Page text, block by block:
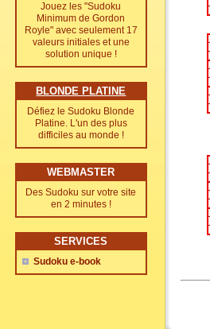
Jouez les "Sudoku
Minimum de Gordon
Royle" avec seulement 17
valeurs initiales et une
solution unique !
BLONDE PLATINE
Défiez le Sudoku Blonde
Platine. L'un des plus
difficiles au monde !
WEBMASTER
Des Sudoku sur votre site
en 2 minutes !
SERVICES
Sudoku e-book